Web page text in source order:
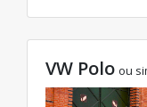
VW Polo ou